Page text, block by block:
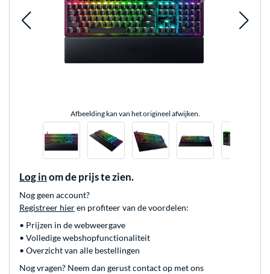
Afbeelding kan van het origineel afwijken.
Log in om de prijs te zien.
Nog geen account?
Registreer hieren profiteer van de voordelen:
• Prijzen in de webweergave
• Volledige webshopfunctionaliteit
• Overzicht van alle bestellingen
Nog vragen? Neem dan gerust contact op met ons